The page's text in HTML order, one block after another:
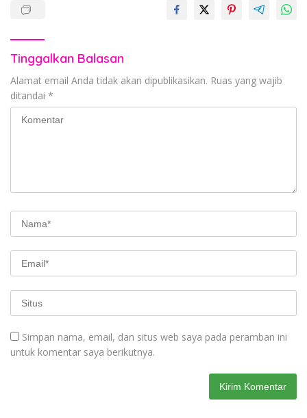
Tinggalkan Balasan
Alamat email Anda tidak akan dipublikasikan. Ruas yang wajib
ditandai *
Simpan nama, email, dan situs web saya pada peramban ini
untuk komentar saya berikutnya.